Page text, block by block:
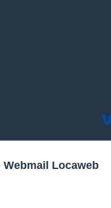
Webmail Locaweb